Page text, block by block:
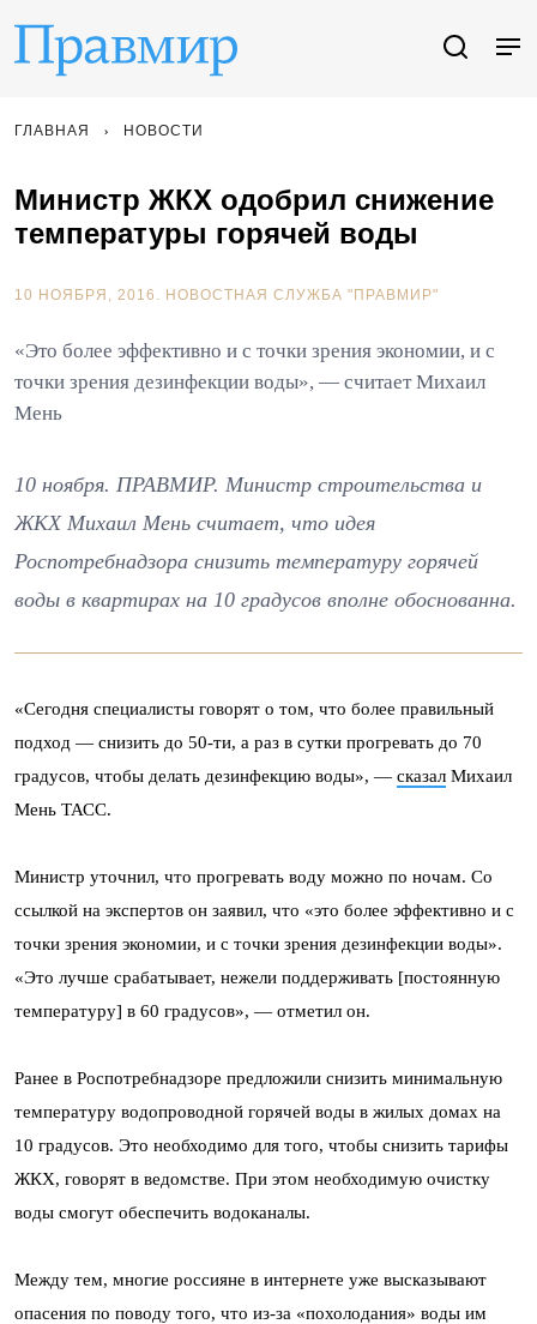
ГЛАВНАЯ НОВОСТИ
Министр ЖКХ одобрил снижение
температуры горячей воды
10 НОЯБРЯ, 2016. НОВОСТНАЯ СЛУЖБА "ПРАВМИР"
«Это более эффективно и с точки зрения экономии, и с
точки зрения дезинфекции воды», — считает Михаил
Мень
10 ноября. ПРАВМИР. Министр строительства и
ЖКХ Михаил Мень считает, что идея
Роспотребнадзора снизить температуру горячей
воды в квартирах на 10 градусов вполне обоснованна.
«Сегодня специалисты говорят о том, что более правильный
подход — снизить до 50-ти, а раз в сутки прогревать до 70
градусов, чтобы делать дезинфекцию воды», — сказал Михаил
Мень ТАСС.
Министр уточнил, что прогревать воду можно по ночам. Со
ссылкой на экспертов он заявил, что «это более эффективно и с
точки зрения экономии, и с точки зрения дезинфекции воды».
«Это лучше срабатывает, нежели поддерживать [постоянную
температуру] в 60 градусов», — отметил он.
Ранее в Роспотребнадзоре предложили снизить минимальную
температуру водопроводной горячей воды в жилых домах на
10 градусов. Это необходимо для того, чтобы снизить тарифы
ЖКХ, говорят в ведомстве. При этом необходимую очистку
воды смогут обеспечить водоканалы.
Между тем, многие россияне в интернете уже высказывают
опасения по поводу того, что из-за «похолодания» воды им